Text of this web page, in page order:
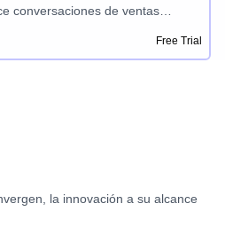
conversaciones de ventas
sus habilidades de ventas las
instantáneos y mejorar el
Free Trial
la innovación a su alcance